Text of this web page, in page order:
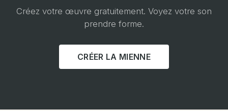
Créez votre œuvre gratuitement. Voyez votre son
prendre forme.
CRÉER LA MIENNE